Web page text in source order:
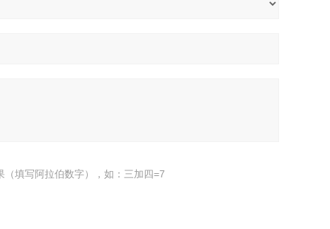
（填写阿拉伯数字），如：三加四=7